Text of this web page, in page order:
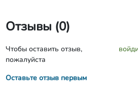
Отзывы (0)
Чтобы оставить отзыв,
пожалуйста
Оставьте отзыв первым